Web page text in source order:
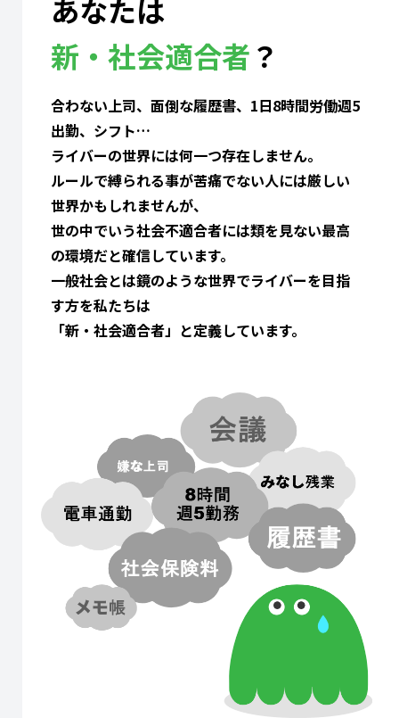
あなたは
新・社会適合者？
合わない上司、面倒な履歴書、1日8時間労働週5
出勤、シフト…
ライバーの世界には何一つ存在しません。
ルールで縛られる事が苦痛でない人には厳しい
世界かもしれませんが、
世の中でいう社会不適合者には類を見ない最高
の環境だと確信しています。
一般社会とは鏡のような世界でライバーを目指
す方を私たちは
「新・社会適合者」と定義しています。